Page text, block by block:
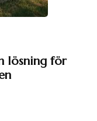
lösning för